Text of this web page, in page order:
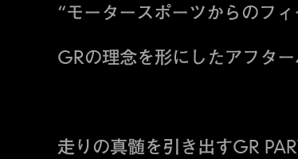
“モータースポーツからのフ
GRの理念を形にしたアフター
走りの真髄を引き出すGR